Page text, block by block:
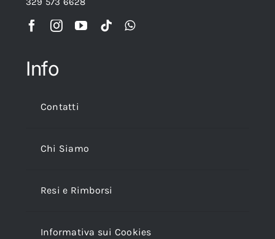
Info
Contatti
Chi Siamo
Resi e Rimborsi
Informativa sui Cookies